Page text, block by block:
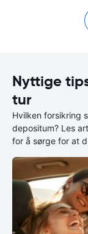
Nyttige
tur
Hvilken forsikring
depositum? Les
for å sørge for at